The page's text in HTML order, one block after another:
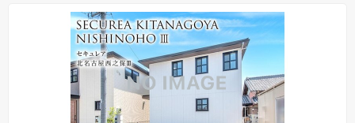
※建築条件土地の情報内に掲載されている、建物プラン例は、土地購入者の設計プランの参考
の一例であって、プランの採用可否は任意です。
※土地（建築条件なし）で「建物プラン例」が表記してある時、そのプラン例は特定の建築請
負会社によるもので、当該建築請負会社以外で建てた場合、同様のものが同価格で建てられる
とは限りません。また建築請負会社を特定するものではありません。
※建築条件付き土地とは、その土地に建築する建物の建築請負契約が、一定期間内に成立する
ことを条件として売買される土地のことをいいます。建築請負契約成立に向けて設計プランを
協議するため、土地購入者が自己の希望する建物の設計協議をするために必要な相当の期間の
交渉期間が設定され、その期間内で希望を満たすプランが実現できたかどうかにより結論を出
します。なお、この期間は概ね3ヶ月程度とされています。納得のいくプランが出来ず、建築請